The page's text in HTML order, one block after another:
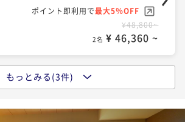
ポイント即利用で 最大5％OFF
¥75,400~
2名 ¥ 71,630 ~
ポイント即利用で最大5％OFF
¥48,800~
2名 ¥ 46,360 ~
ーシブ】《2食付/フレンチ懐石》一
IN 15:00 - 18:30 OUT11:00
もっとみる(3件)